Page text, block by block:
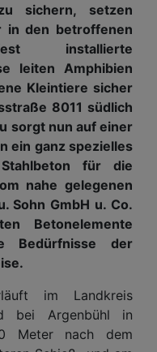
sichern, setzen
in den betroffenen
installierte
leiten Amphibien
Kleintiere sicher
8011 südlich
sorgt nun auf einer
ein ganz spezielles
für die
nahe gelegenen
Sohn GmbH u. Co.
Betonelemente
Bedürfnisse der
im Landkreis
bei Argenbühl in
Meter nach dem